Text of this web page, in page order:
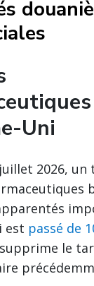
Uni
2026,
est passé de
le